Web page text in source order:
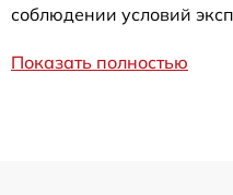
соблюдении условий
Показать полностью